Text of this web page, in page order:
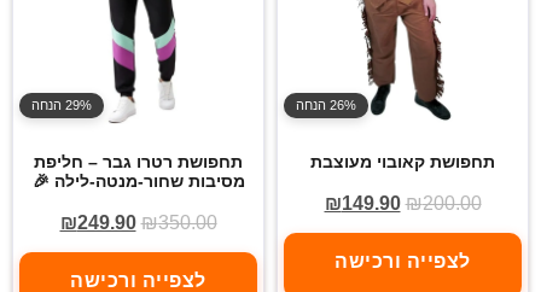
26% הנחה
תחפושת קאובוי מעוצבת
₪200.00
₪149.90
לצפייה ורכישה
29% הנחה
תחפושת רטרו גבר – חליפת
מסיבות שחור-מנטה-לילה 🎉
₪350.00
₪249.90
לצפייה ורכישה